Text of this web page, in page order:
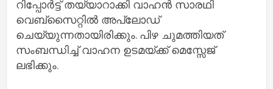
റിപ്പോർട്ട് തയ്യാറാക്കി വാഹൻ സാരഥി
വെബ്സൈറ്റിൽ അപ്ലോഡ്
ചെയ്യുന്നതായിരിക്കും. പിഴ ചുമത്തിയത്
സംബന്ധിച്ച് വാഹന ഉടമയ്ക്ക് മെസ്സേജ്
ലഭിക്കും.